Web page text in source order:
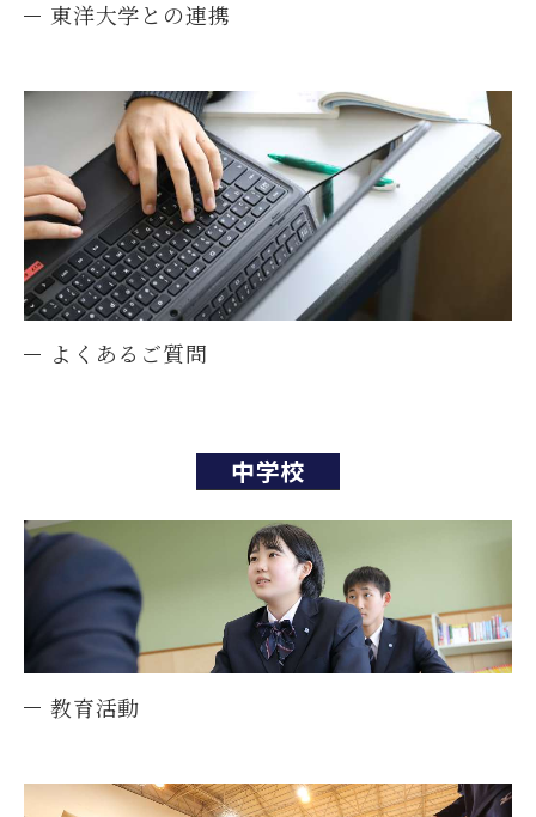
東洋大学との連携
よくあるご質問
中学校
教育活動